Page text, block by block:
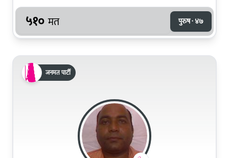
५१० मत पुरुष · ४७
जनमत पार्टी